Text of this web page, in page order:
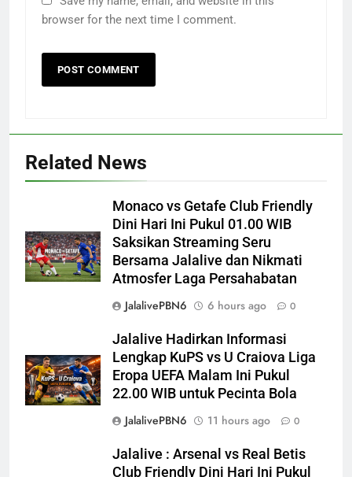
browser for the next time I comment.
Related News
Monaco vs Getafe Club Friendly
Dini Hari Ini Pukul 01.00 WIB
Saksikan Streaming Seru
Bersama Jalalive dan Nikmati
Atmosfer Laga Persahabatan
JalalivePBN6
6 hours ago 0
Jalalive Hadirkan Informasi
Lengkap KuPS vs U Craiova Liga
Eropa UEFA Malam Ini Pukul
22.00 WIB untuk Pecinta Bola
JalalivePBN6
11 hours ago 0
Jalalive : Arsenal vs Real Betis
Club Friendly Dini Hari Ini Pukul